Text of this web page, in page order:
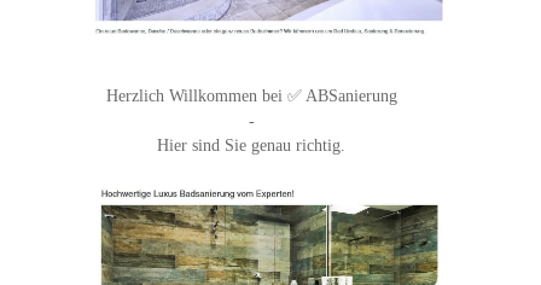
Herzlich Willkommen bei ✅ ABSanierung
-
Hier sind Sie genau richtig.